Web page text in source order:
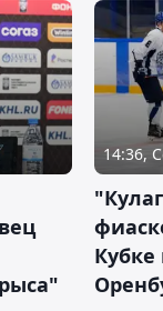
14:36,
Кубке